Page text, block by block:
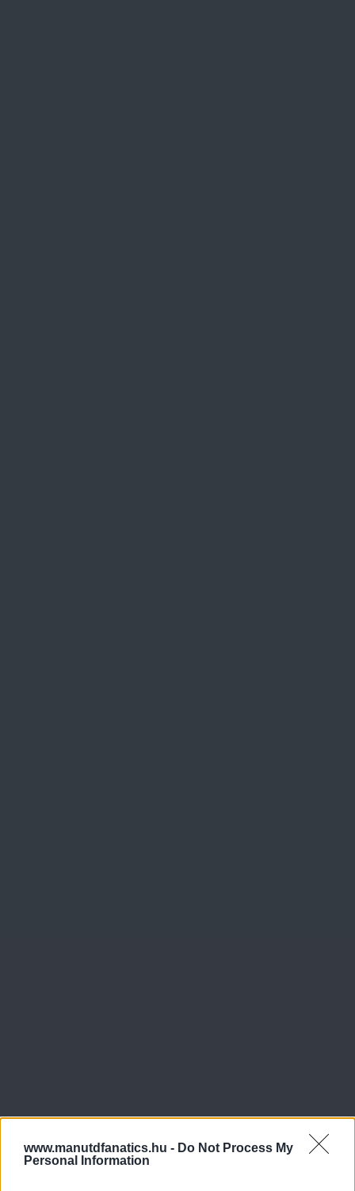
www.manutdfanatics.hu - Do Not Process My
Personal Information